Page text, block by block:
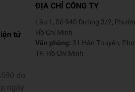
tử
do
ngày
ĐỊA CHỈ CÔNG TY
Lầu 1, Số 940 Đường 3/2,
Hồ Chí Minh
Văn phòng: 31 Hàn Thuyên,
TP. Hồ Chí Minh